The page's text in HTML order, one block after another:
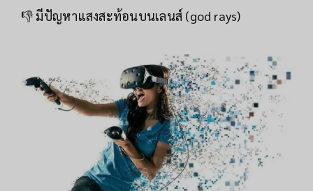
👎 มีปัญหาแสงสะท้อนบนเลนส์ (god rays)